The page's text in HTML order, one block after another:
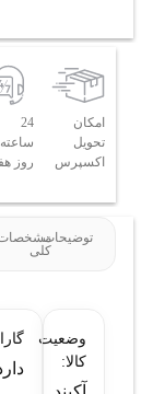
امکان
تحویل
اکسپرس
24
روز
توضیحات
کلی
وضعیت
کالا: